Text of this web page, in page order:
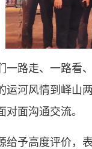
一路走、一路看
运河风情到峄山
面沟通交流。
给予高度评价，